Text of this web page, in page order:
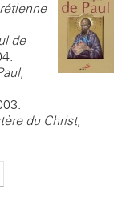
de
,
du Christ,